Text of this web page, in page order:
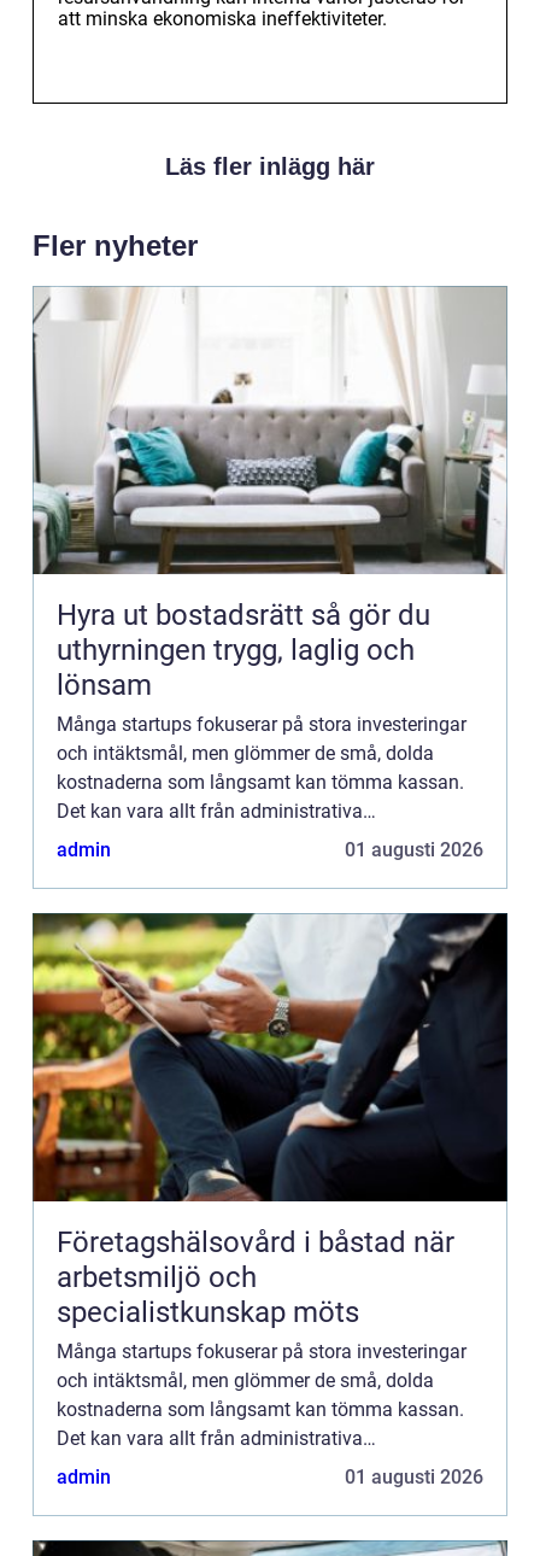
att minska ekonomiska ineffektiviteter.
Läs fler inlägg här
Fler nyheter
Hyra ut bostadsrätt så gör du
uthyrningen trygg, laglig och
lönsam
Många startups fokuserar på stora investeringar
och intäktsmål, men glömmer de små, dolda
kostnaderna som långsamt kan tömma kassan.
Det kan vara allt från administrativa
ineffektiviteter, onödi...
admin 01 augusti 2026
Företagshälsovård i båstad när
arbetsmiljö och
specialistkunskap möts
Många startups fokuserar på stora investeringar
och intäktsmål, men glömmer de små, dolda
kostnaderna som långsamt kan tömma kassan.
Det kan vara allt från administrativa
ineffektiviteter, onödi...
admin 01 augusti 2026